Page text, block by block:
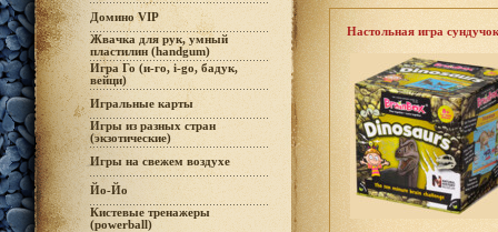
Домино VIP
Жвачка для рук, умный
пластилин (handgum)
Игра Го (и-го, i-go, бадук,
вейци)
Игральные карты
Игры из разных стран
(экзотические)
Игры на свежем воздухе
Йо-Йо
Кистевые тренажеры
(powerball)
Настольная игра